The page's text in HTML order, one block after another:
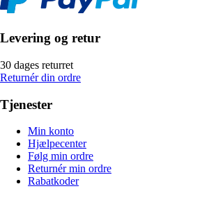
Levering og retur
30 dages returret
Returnér din ordre
Tjenester
Min konto
Hjælpecenter
Følg min ordre
Returnér min ordre
Rabatkoder